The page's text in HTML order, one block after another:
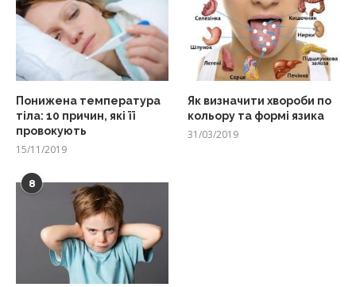
Понижена температура
тіла: 10 причин, які її
провокують
15/11/2019
Як визначити хвороби по
кольору та формі язика
31/03/2019
8